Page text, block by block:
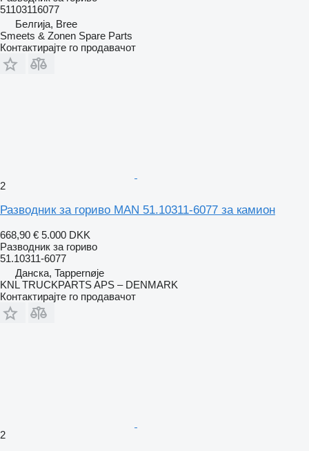
51103116077
Белгија, Bree
Smeets & Zonen Spare Parts
Контактирајте го продавачот
2
Разводник за гориво MAN 51.10311-6077 за камион
668,90 € 5.000 DKK
Разводник за гориво
51.10311-6077
Данска, Tappernøje
KNL TRUCKPARTS APS – DENMARK
Контактирајте го продавачот
2